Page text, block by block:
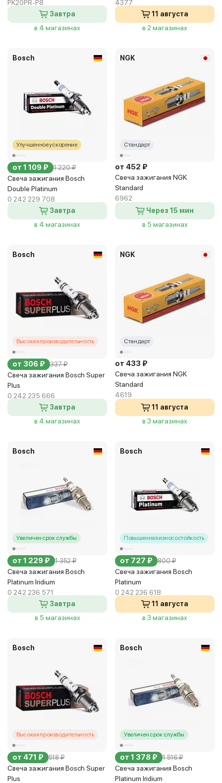
PK20PR-P8
Завтра
в 4 магазинах
4377
11 августа
в 2 магазинах
Bosch
Улучшенное ускорение
от 1 109 ₽ 1 220 ₽
Свеча зажигания Bosch
Double Platinum
0 242 229 708
Завтра
в 4 магазинах
NGK
Стандарт
от 452 ₽
Свеча зажигания NGK
Standard
6962
Через 15 мин
в 5 магазинах
Bosch
Высокая производительность
от 306 ₽ 337 ₽
Свеча зажигания Bosch Super
Plus
0 242 235 666
Завтра
в 4 магазинах
NGK
Стандарт
от 433 ₽
Свеча зажигания NGK
Standard
4619
11 августа
в 3 магазинах
Bosch
Увеличен срок службы
от 1 229 ₽ 1 352 ₽
Свеча зажигания Bosch
Platinum Iridium
0 242 236 571
Завтра
в 5 магазинах
Bosch
Повышенная износостойкость
от 727 ₽ 800 ₽
Свеча зажигания Bosch
Platinum
0 242 236 618
11 августа
в 3 магазинах
Bosch
Высокая производительность
от 471 ₽ 518 ₽
Свеча зажигания Bosch Super
Plus
Bosch
Увеличен срок службы
от 1 378 ₽ 1 516 ₽
Свеча зажигания Bosch
Platinum Iridium